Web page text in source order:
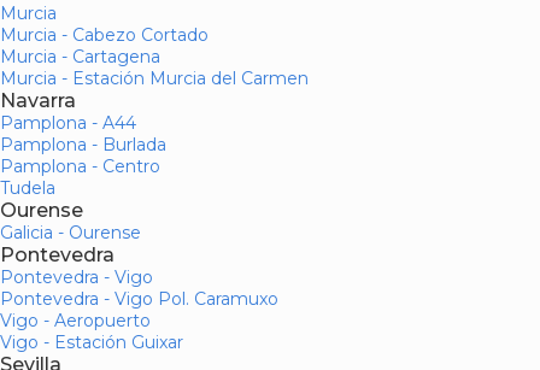
Murcia
Murcia - Cabezo Cortado
Murcia - Cartagena
Murcia - Estación Murcia del Carmen
Navarra
Pamplona - A44
Pamplona - Burlada
Pamplona - Centro
Tudela
Ourense
Galicia - Ourense
Pontevedra
Pontevedra - Vigo
Pontevedra - Vigo Pol. Caramuxo
Vigo - Aeropuerto
Vigo - Estación Guixar
Sevilla